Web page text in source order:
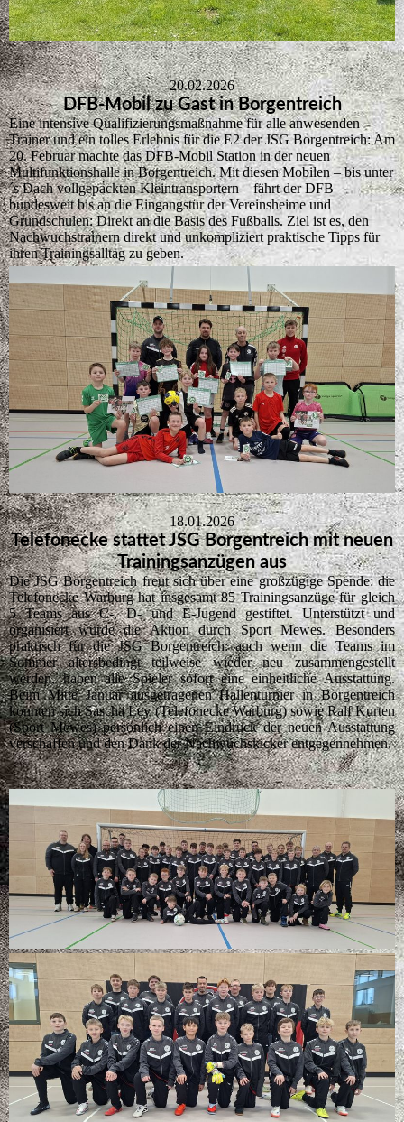
20.02.2026
DFB-Mobil zu Gast in Borgentreich
Eine intensive Qualifizierungsmaßnahme für alle anwesenden
Trainer und ein tolles Erlebnis für die E2 der JSG Borgentreich: Am
20. Februar machte das DFB-Mobil Station in der neuen
Multifunktionshalle in Borgentreich. Mit diesen Mobilen – bis unter
´s Dach vollgepackten Kleintransportern – fährt der DFB
bundesweit bis an die Eingangstür der Vereinsheime und
Grundschulen: Direkt an die Basis des Fußballs. Ziel ist es, den
Nachwuchstrainern direkt und unkompliziert praktische Tipps für
ihren Trainingsalltag zu geben.
18.01.2026
Telefonecke stattet JSG Borgentreich mit neuen
Trainingsanzügen aus
Die JSG Borgentreich freut sich über eine großzügige Spende: die
Telefonecke Warburg hat insgesamt 85 Trainingsanzüge für gleich
5 Teams aus C-, D- und E-Jugend gestiftet. Unterstützt und
organisiert wurde die Aktion durch Sport Mewes. Besonders
praktisch für die JSG Borgentreich: auch wenn die Teams im
Sommer altersbedingt teilweise wieder neu zusammengestellt
werden, haben alle Spieler sofort eine einheitliche Ausstattung.
Beim Mitte Januar ausgetragenen Hallenturnier in Borgentreich
konnten sich Sascha Ley (Telefonecke Warburg) sowie Ralf Kurten
(Sport Mewes) persönlich einen Eindruck der neuen Ausstattung
verschaffen und den Dank der Nachwuchskicker entgegennehmen.